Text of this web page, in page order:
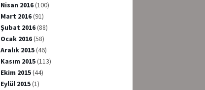
Nisan 2016(100)
Mart 2016(91)
Şubat 2016(88)
Ocak 2016(58)
Aralık 2015(46)
Kasım 2015(113)
Ekim 2015(44)
Eylül 2015(1)